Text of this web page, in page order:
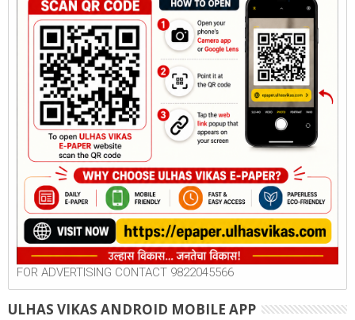
FOR ADVERTISING CONTACT 9822045566
ULHAS VIKAS ANDROID MOBILE APP